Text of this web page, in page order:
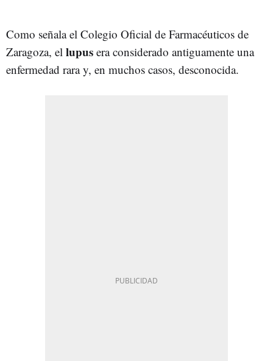
Como señala el Colegio Oficial de Farmacéuticos de
Zaragoza, el lupus era considerado antiguamente una
enfermedad rara y, en muchos casos, desconocida.